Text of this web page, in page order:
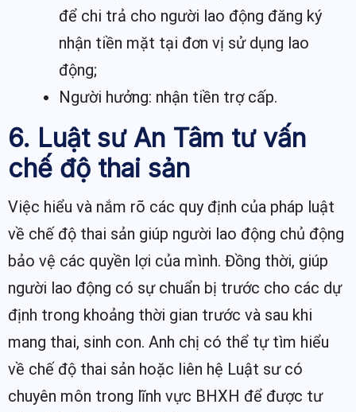
để chi trả cho người lao động đăng ký
nhận tiền mặt tại đơn vị sử dụng lao
động;
Người hưởng: nhận tiền trợ cấp.
6. Luật sư An Tâm tư vấn
chế độ thai sản
Việc hiểu và nắm rõ các quy định của pháp luật
về chế độ thai sản giúp người lao động chủ động
bảo vệ các quyền lợi của mình. Đồng thời, giúp
người lao động có sự chuẩn bị trước cho các dự
định trong khoảng thời gian trước và sau khi
mang thai, sinh con. Anh chị có thể tự tìm hiểu
về chế độ thai sản hoặc liên hệ Luật sư có
chuyên môn trong lĩnh vực BHXH để được tư